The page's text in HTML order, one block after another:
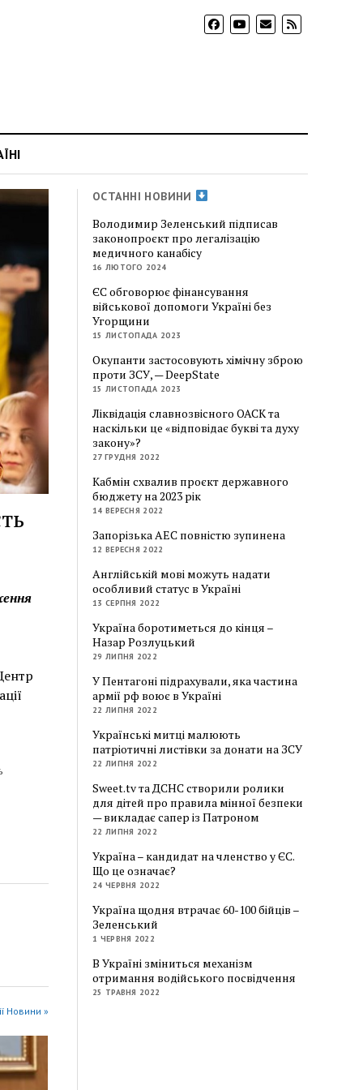
Новини »
ОСТАННІ НОВИНИ
Володимир Зеленський підписав
законопроєкт про легалізацію
медичного канабісу
16 ЛЮТОГО 2024
ЄС обговорює фінансування
військової допомоги Україні без
Угорщини
15 ЛИСТОПАДА 2023
Окупанти застосовують хімічну зброю
проти ЗСУ, — DeepState
15 ЛИСТОПАДА 2023
Ліквідація славнозвісного ОАСК та
наскільки це «відповідає букві та духу
закону»?
27 ГРУДНЯ 2022
Кабмін схвалив проєкт державного
бюджету на 2023 рік
14 ВЕРЕСНЯ 2022
Запорізька АЕС повністю зупинена
12 ВЕРЕСНЯ 2022
Англійській мові можуть надати
особливий статус в Україні
13 СЕРПНЯ 2022
Україна боротиметься до кінця –
Назар Розлуцький
29 ЛИПНЯ 2022
У Пентагоні підрахували, яка частина
армії рф воює в Україні
22 ЛИПНЯ 2022
Українські митці малюють
патріотичні листівки за донати на ЗСУ
22 ЛИПНЯ 2022
Sweet.tv та ДСНС створили ролики
для дітей про правила мінної безпеки
— викладає сапер із Патроном
22 ЛИПНЯ 2022
Україна – кандидат на членство у ЄС.
Що це означає?
24 ЧЕРВНЯ 2022
Україна щодня втрачає 60-100 бійців –
Зеленський
1 ЧЕРВНЯ 2022
В Україні зміниться механізм
отримання водійського посвідчення
25 ТРАВНЯ 2022